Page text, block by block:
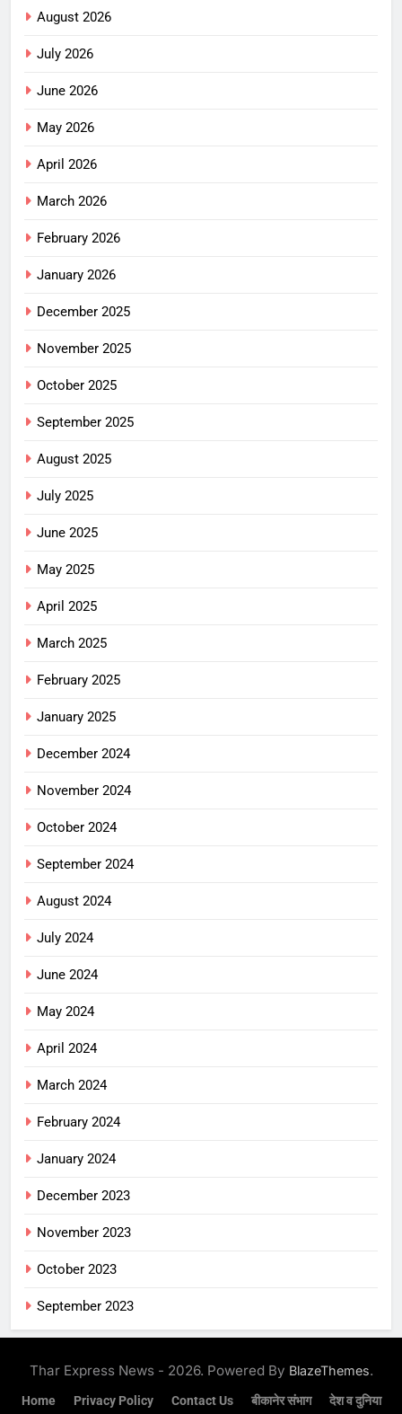
August 2026
July 2026
June 2026
May 2026
April 2026
March 2026
February 2026
January 2026
December 2025
November 2025
October 2025
September 2025
August 2025
July 2025
June 2025
May 2025
April 2025
March 2025
February 2025
January 2025
December 2024
November 2024
October 2024
September 2024
August 2024
July 2024
June 2024
May 2024
April 2024
March 2024
February 2024
January 2024
December 2023
November 2023
October 2023
September 2023
Thar Express News - 2026. Powered By BlazeThemes.
Home Privacy Policy Contact Us बीकानेर संभाग देश व दुनिया